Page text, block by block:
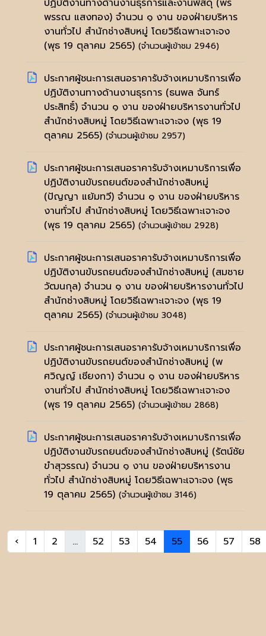
ปฏิบัติงานทางด้านงานธุรการและงานพัสดุ (พร
พรรณ แสงทอง) จำนวน ๑ งาน ของฝ่ายบริหาร
งานทั่วไป สำนักช่างสิบหมู่ โดยวิธีเฉพาะเจาะจง
(พุธ 19 ตุลาคม 2565) (จำนวนผู้เข้าชม 2946)
ประกาศผู้ชนะการเสนอราคารับจ้างเหมาบริการเพื่อ
ปฏิบัติงานทางด้านงานธุรการ (ธนพล จันทร์
ประสิทธิ์) จำนวน ๑ งาน ของฝ่ายบริหารงานทั่วไป
สำนักช่างสิบหมู่ โดยวิธีเฉพาะเจาะจง (พุธ 19
ตุลาคม 2565) (จำนวนผู้เข้าชม 2957)
ประกาศผู้ชนะการเสนอราคารับจ้างเหมาบริการเพื่อ
ปฏิบัติงานขับรถยนต์ของสำนักช่างสิบหมู่
(ปัญญา แย้มทวี) จำนวน ๑ งาน ของฝ่ายบริหาร
งานทั่วไป สำนักช่างสิบหมู่ โดยวิธีเฉพาะเจาะจง
(พุธ 19 ตุลาคม 2565) (จำนวนผู้เข้าชม 2928)
ประกาศผู้ชนะการเสนอราคารับจ้างเหมาบริการเพื่อ
ปฏิบัติงานขับรถยนต์ของสำนักช่างสิบหมู่ (สมชาย
วัฒนกุล) จำนวน ๑ งาน ของฝ่ายบริหารงานทั่วไป
สำนักช่างสิบหมู่ โดยวิธีเฉพาะเจาะจง (พุธ 19
ตุลาคม 2565) (จำนวนผู้เข้าชม 3048)
ประกาศผู้ชนะการเสนอราคารับจ้างเหมาบริการเพื่อ
ปฏิบัติงานขับรถยนต์ของสำนักช่างสิบหมู่ (พ
ศวิญญ์ เชียงกา) จำนวน ๑ งาน ของฝ่ายบริหาร
งานทั่วไป สำนักช่างสิบหมู่ โดยวิธีเฉพาะเจาะจง
(พุธ 19 ตุลาคม 2565) (จำนวนผู้เข้าชม 2868)
ประกาศผู้ชนะการเสนอราคารับจ้างเหมาบริการเพื่อ
ปฏิบัติงานขับรถยนต์ของสำนักช่างสิบหมู่ (รัตน์ชัย
ขำสุวรรณ) จำนวน ๑ งาน ของฝ่ายบริหารงาน
ทั่วไป สำนักช่างสิบหมู่ โดยวิธีเฉพาะเจาะจง (พุธ
19 ตุลาคม 2565) (จำนวนผู้เข้าชม 3146)
‹ 1 2 ... 52 53 54 55 56 57 58